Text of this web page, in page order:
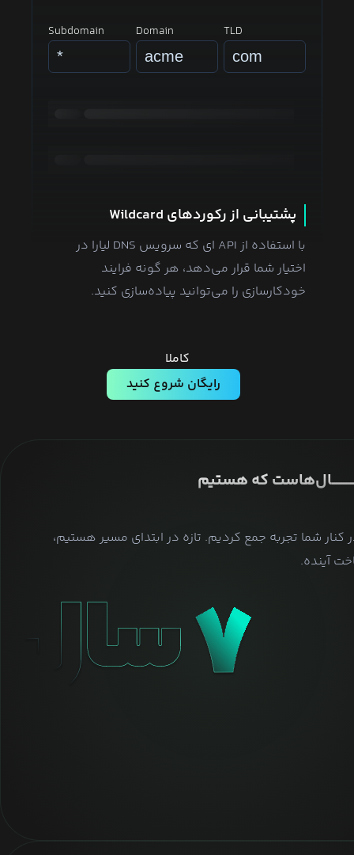
Subdomain Domain TLD
پشتیبانی از رکوردهای Wildcard
با استفاده از API ای که سرویس DNS لیارا در
اختیار شما قرار می‌دهد، هر گونه فرایند
خودکارسازی را می‌توانید پیاده‌سازی کنید.
کاملا
رایگان شروع کنید
که هستیم
کنار شما تجربه جمع کردیم. تازه در ابتدای مسیر هستیم،
آینده.